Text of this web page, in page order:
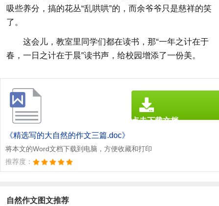
吸些养分，搞的花丛“乱哄哄”的，而余爷爷只是慈祥的笑
了。
这会儿，教室里同学们都在读书，那“一年之计在于
春，一日之计在于晨”读书声，给校园增添了一份美。
《精选写的大自然的作文三篇.doc》
将本文的Word文档下载到电脑，方便收藏和打印
推荐度：
点击下载文档
自然作文图文推荐